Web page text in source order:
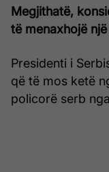
Megjithatë,
të menaxhojë
Presidenti i
që të mos ketë
policorë serb